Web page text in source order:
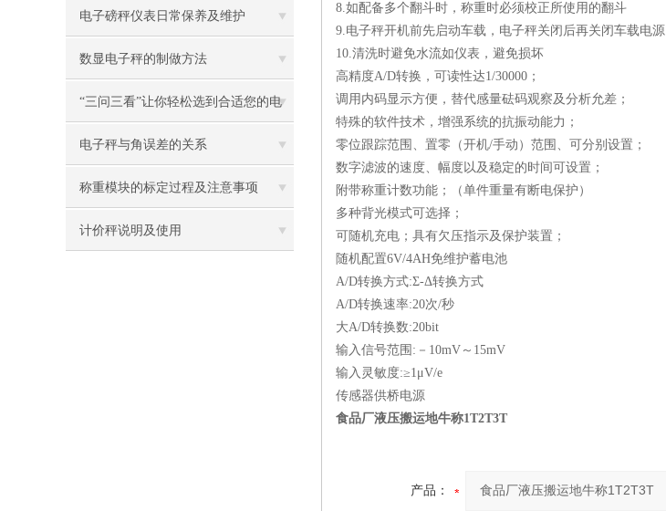
电子磅秤仪表日常保养及维护
数显电子秤的制做方法
“三问三看”让你轻松选到合适您的电
子吊秤
电子秤与角误差的关系
称重模块的标定过程及注意事项
计价秤说明及使用
8.如配备多个翻斗时，称重时必须校正所使用的翻斗
9.电子秤开机前先启动车载，电子秤关闭后再关闭车载电源
10.清洗时避免水流如仪表，避免损坏
高精度A/D转换，可读性达1/30000；
调用内码显示方便，替代感量砝码观察及分析允差；
特殊的软件技术，增强系统的抗振动能力；
零位跟踪范围、置零（开机/手动）范围、可分别设置；
数字滤波的速度、幅度以及稳定的时间可设置；
附带称重计数功能；（单件重量有断电保护）
多种背光模式可选择；
可随机充电；具有欠压指示及保护装置；
随机配置6V/4AH免维护蓄电池
A/D转换方式:Σ-Δ转换方式
A/D转换速率:20次/秒
大A/D转换数:20bit
输入信号范围:－10mV～15mV
输入灵敏度:≥1μV/e
传感器供桥电源
食品厂液压搬运地牛称1T2T3T
产品：